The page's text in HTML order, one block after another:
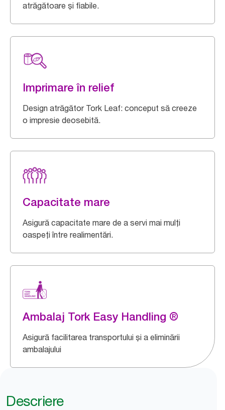
atrăgătoare și fiabile.
Imprimare în relief
Design atrăgător Tork Leaf: conceput să creeze
o impresie deosebită.
Capacitate mare
Asigură capacitate mare de a servi mai mulți
oaspeți între realimentări.
Ambalaj Tork Easy Handling ®
Asigură facilitarea transportului și a eliminării
ambalajului
Descriere